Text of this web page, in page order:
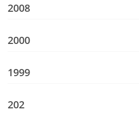
2008
2000
1999
202